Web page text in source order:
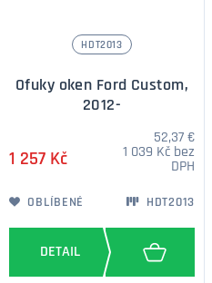
HDT2013
Ofuky oken Ford Custom,
2012-
1 257 Kč
52,37 €
1 039 Kč bez
DPH
OBLÍBENÉ HDT2013